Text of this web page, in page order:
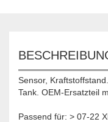
Sensor,
Tank. OEM-Ersatzteil
Passend für: > 07-22